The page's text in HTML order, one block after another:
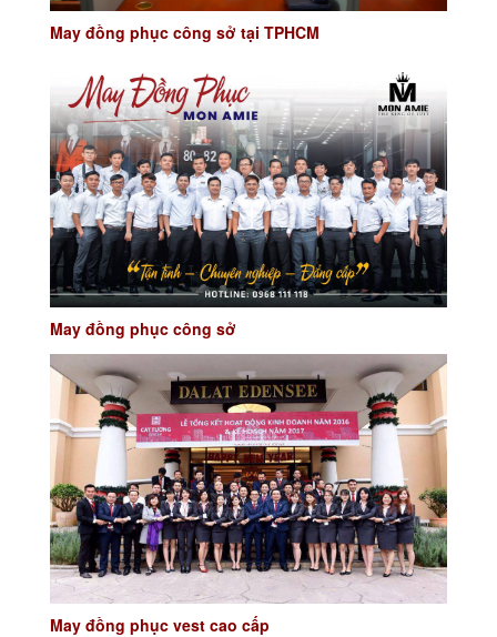
May đồng phục công sở tại TPHCM
May đồng phục công sở
May đồng phục vest cao cấp